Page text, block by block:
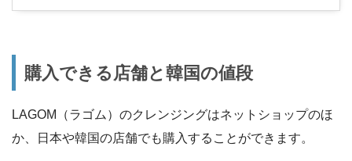
購入できる店舗と韓国の値段
LAGOM（ラゴム）のクレンジングはネットショップのほ
か、日本や韓国の店舗でも購入することができます。